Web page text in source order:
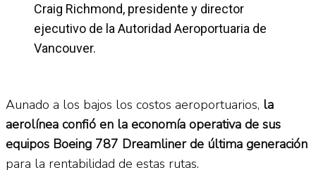
Craig Richmond, presidente y director
ejecutivo de la Autoridad Aeroportuaria de
Vancouver.
Aunado a los bajos los costos aeroportuarios, la
aerolínea confió en la economía operativa de sus
equipos Boeing 787 Dreamliner de última generación
para la rentabilidad de estas rutas.